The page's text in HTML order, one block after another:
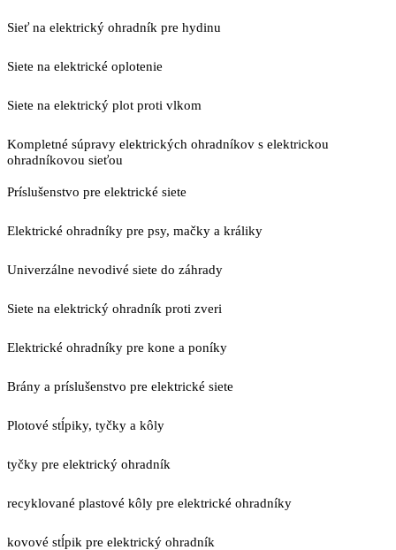
Sieť na elektrický ohradník pre hydinu
Siete na elektrické oplotenie
Siete na elektrický plot proti vlkom
Kompletné súpravy elektrických ohradníkov s elektrickou
ohradníkovou sieťou
Príslušenstvo pre elektrické siete
Elektrické ohradníky pre psy, mačky a králiky
Univerzálne nevodivé siete do záhrady
Siete na elektrický ohradník proti zveri
Elektrické ohradníky pre kone a poníky
Brány a príslušenstvo pre elektrické siete
Plotové stĺpiky, tyčky a kôly
tyčky pre elektrický ohradník
recyklované plastové kôly pre elektrické ohradníky
kovové stĺpik pre elektrický ohradník